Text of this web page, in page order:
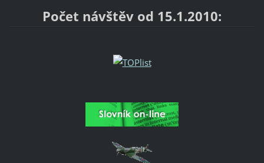
Počet návštěv od 15.1.2010: